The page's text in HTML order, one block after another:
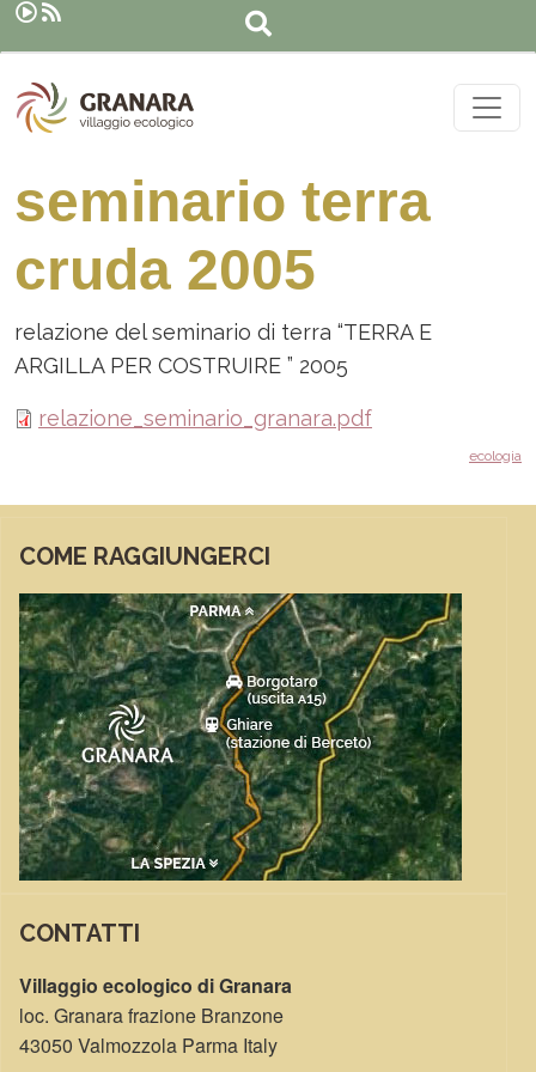
Salta al contenuto principale
seminario terra
cruda 2005
relazione del seminario di terra “TERRA E
ARGILLA PER COSTRUIRE ” 2005
relazione_seminario_granara.pdf
ecologia
COME RAGGIUNGERCI
CONTATTI
Villaggio ecologico di Granara
loc. Granara frazione Branzone
43050 Valmozzola Parma Italy